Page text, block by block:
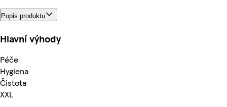
Popis produktu
Hlavní výhody
Péče
Hygiena
Čistota
XXL